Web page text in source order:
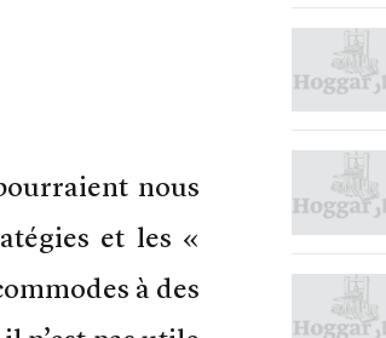
nous
et les «
à des